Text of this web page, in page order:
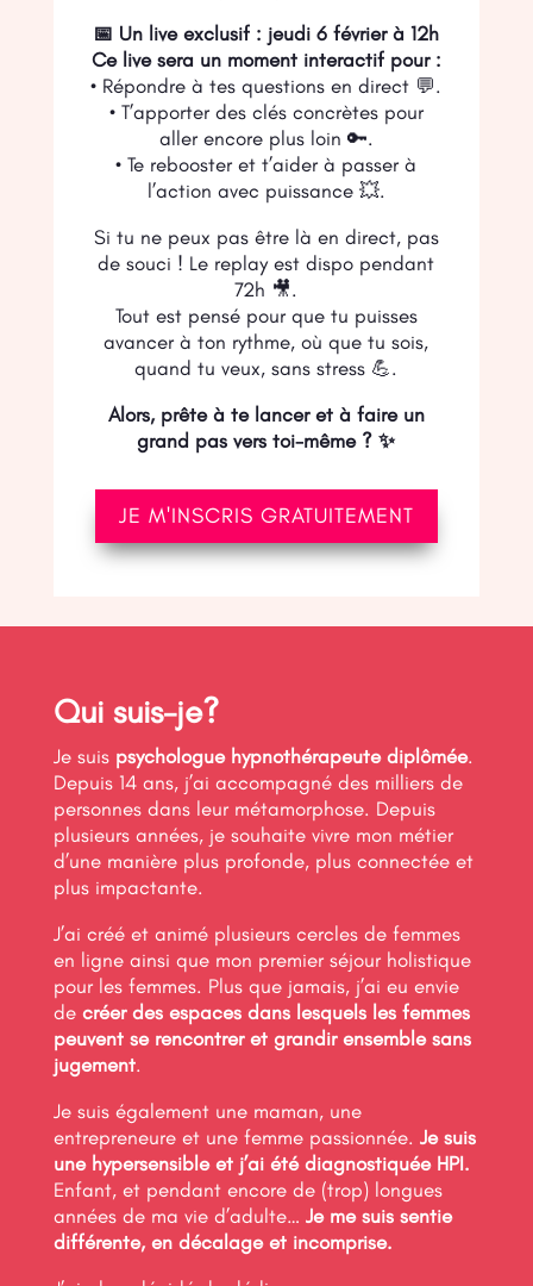
📅 Un live exclusif : jeudi 6 février à 12h
Ce live sera un moment interactif pour :
• Répondre à tes questions en direct 💬.
• T’apporter des clés concrètes pour
aller encore plus loin 🔑.
• Te rebooster et t’aider à passer à
l’action avec puissance 💥.
Si tu ne peux pas être là en direct, pas
de souci ! Le replay est dispo pendant
72h 🎥.
Tout est pensé pour que tu puisses
avancer à ton rythme, où que tu sois,
quand tu veux, sans stress 💪.
Alors, prête à te lancer et à faire un
grand pas vers toi-même ? ✨
JE M'INSCRIS GRATUITEMENT
Qui suis-je?
Je suis psychologue hypnothérapeute diplômée.
Depuis 14 ans, j’ai accompagné des milliers de
personnes dans leur métamorphose. Depuis
plusieurs années, je souhaite vivre mon métier
d’une manière plus profonde, plus connectée et
plus impactante.
J’ai créé et animé plusieurs cercles de femmes
en ligne ainsi que mon premier séjour holistique
pour les femmes. Plus que jamais, j’ai eu envie
de créer des espaces dans lesquels les femmes
peuvent se rencontrer et grandir ensemble sans
jugement.
Je suis également une maman, une
entrepreneure et une femme passionnée. Je suis
une hypersensible et j’ai été diagnostiquée HPI.
Enfant, et pendant encore de (trop) longues
années de ma vie d’adulte… Je me suis sentie
différente, en décalage et incomprise.